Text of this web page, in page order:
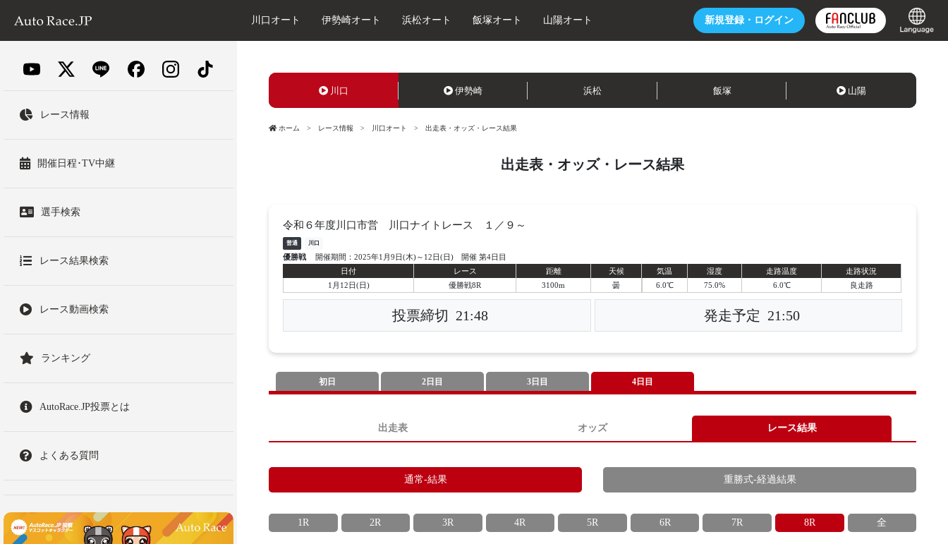
新規登録・ ログイン
川口オート 伊勢崎オート 浜松オート 飯塚オート 山陽オート
レース情報
開催日程･TV中継
選手検索
レース結果検索
レース動画検索
ランキング
AutoRace.JP投票とは
よくある質問
川口 伊勢崎 浜松 飯塚 山陽
ホーム レース情報 川口オート 出走表・オッズ・レース結果
出走表・オッズ・レース結果
令和６年度川口市営 川口ナイトレース １／９～
普通 川口
優勝戦
開催期間：2025年1月9日(木)～12日(日) 開催 第4日目
日付
レース 距離
天候
1月12日(日)
優勝戦8R 3100m 曇
気温 湿度 走路温度
走路状況
6.0℃
75.0% 6.0℃ 良走路
投票締切 21:48 発走予定 21:50
初日 2日目 3日目 4日目
出走表 オッズ レース結果
通常-結果 重勝式-経過結果
1R 2R 3R 4R 5R 6R 7R 8R 全